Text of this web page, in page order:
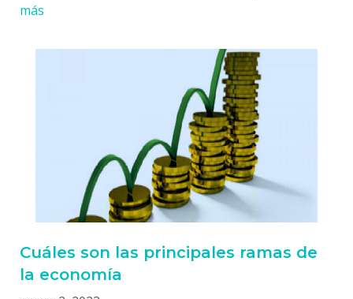
más
Cuáles son las principales ramas de
la economía